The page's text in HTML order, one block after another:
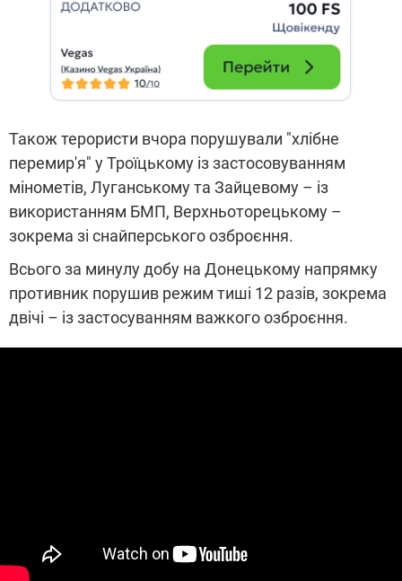
Також терористи вчора порушували "хлібне
перемир'я" у Троїцькому із застосовуванням
мінометів, Луганському та Зайцевому – із
використанням БМП, Верхньоторецькому –
зокрема зі снайперського озброєння.
Всього за минулу добу на Донецькому напрямку
противник порушив режим тиші 12 разів, зокрема
двічі – із застосуванням важкого озброєння.